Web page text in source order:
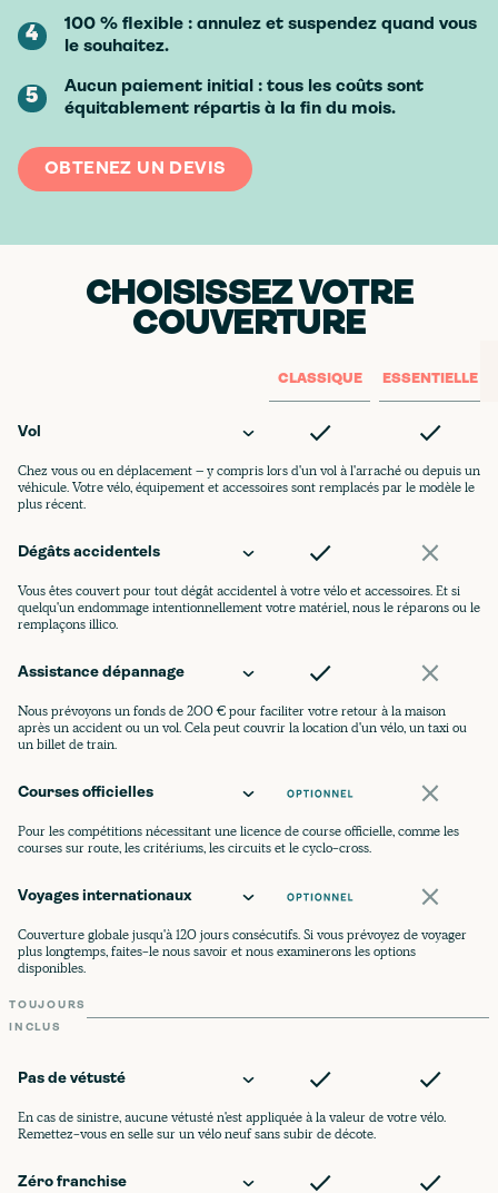
OBTENEZ UN DEVIS
4
100 % flexible : annulez et suspendez quand vous
le souhaitez.
5
Aucun paiement initial : tous les coûts sont
équitablement répartis à la fin du mois.
CHOISISSEZ VOTRE
COUVERTURE
CLASSIQUE ESSENTIELLE
Vol
Chez vous ou en déplacement – y compris lors d'un vol à l'arraché ou depuis un
véhicule. Votre vélo, équipement et accessoires sont remplacés par le modèle le
plus récent.
Dégâts accidentels
Vous êtes couvert pour tout dégât accidentel à votre vélo et accessoires. Et si
quelqu'un endommage intentionnellement votre matériel, nous le réparons ou le
remplaçons illico.
Assistance dépannage
Nous prévoyons un fonds de 200 € pour faciliter votre retour à la maison
après un accident ou un vol. Cela peut couvrir la location d'un vélo, un taxi ou
un billet de train.
Courses officielles
Pour les compétitions nécessitant une licence de course officielle, comme les
courses sur route, les critériums, les circuits et le cyclo-cross.
Voyages internationaux
Couverture globale jusqu'à 120 jours consécutifs. Si vous prévoyez de voyager
plus longtemps, faites-le nous savoir et nous examinerons les options
disponibles.
TOUJOURS
INCLUS
Pas de vétusté
En cas de sinistre, aucune vétusté n'est appliquée à la valeur de votre vélo.
Remettez-vous en selle sur un vélo neuf sans subir de décote.
Zéro franchise